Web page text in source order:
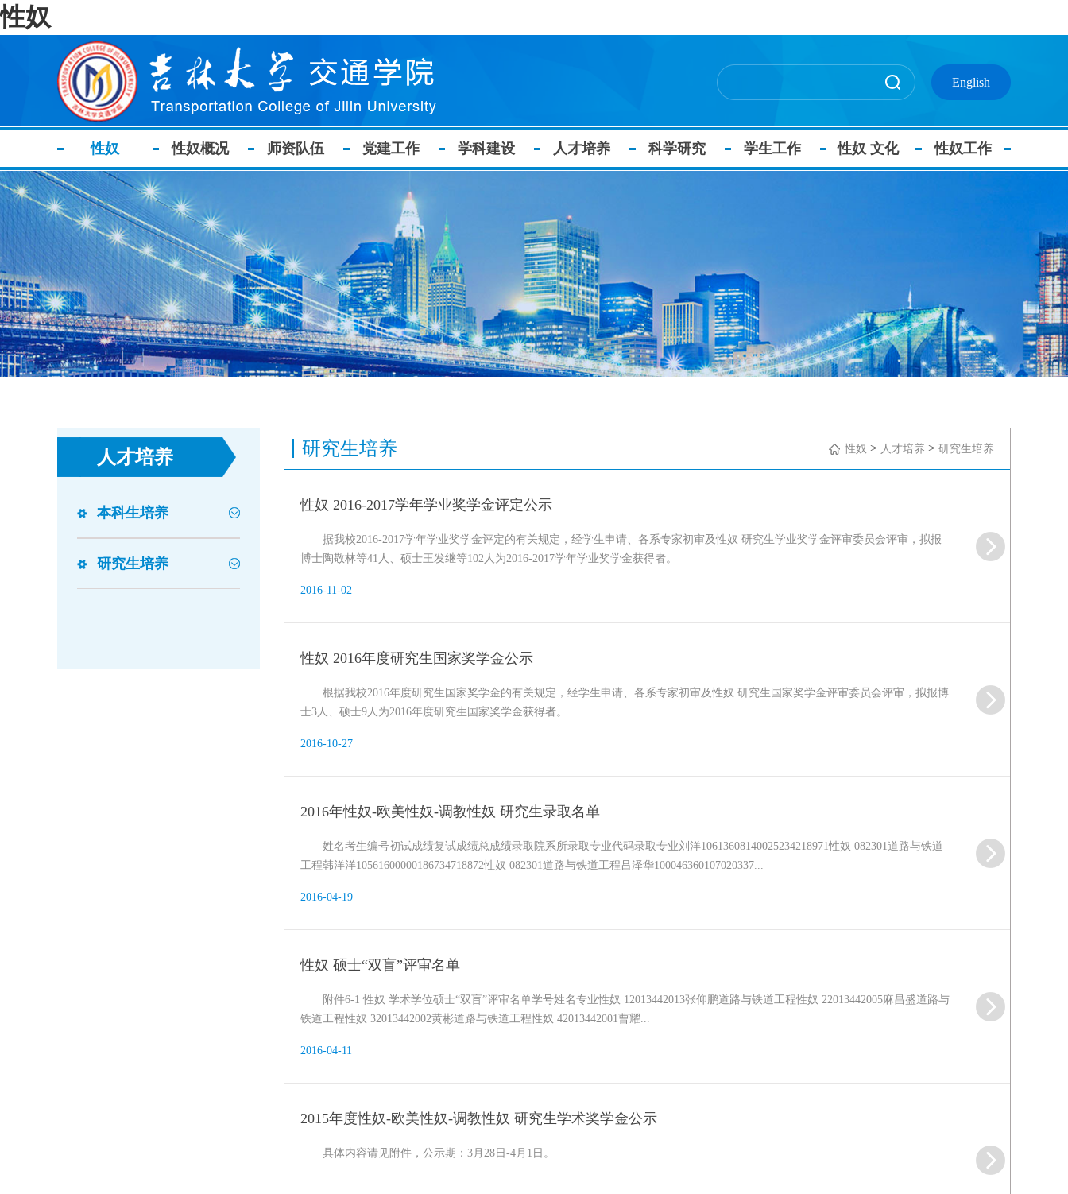
性奴
English
性奴 性奴概况 师资队伍 党建工作 学科建设 人才培养 科学研究 学生工作 性奴 文化 性奴工作
人才培养
本科生培养
研究生培养
研究生培养 性奴 > 人才培养 > 研究生培养
性奴 2016-2017学年学业奖学金评定公示
据我校2016-2017学年学业奖学金评定的有关规定，经学生申请、各系专家初审及性奴 研究生学业奖学金评审委员会评审，拟报
博士陶敬林等41人、硕士王发继等102人为2016-2017学年学业奖学金获得者。
2016-11-02
性奴 2016年度研究生国家奖学金公示
根据我校2016年度研究生国家奖学金的有关规定，经学生申请、各系专家初审及性奴 研究生国家奖学金评审委员会评审，拟报博
士3人、硕士9人为2016年度研究生国家奖学金获得者。
2016-10-27
2016年性奴-欧美性奴-调教性奴 研究生录取名单
姓名考生编号初试成绩复试成绩总成绩录取院系所录取专业代码录取专业刘洋10613608140025234218971性奴 082301道路与铁道
工程韩洋洋10561600000186734718872性奴 082301道路与铁道工程吕泽华100046360107020337...
2016-04-19
性奴 硕士“双盲”评审名单
附件6-1 性奴 学术学位硕士“双盲”评审名单学号姓名专业性奴 12013442013张仰鹏道路与铁道工程性奴 22013442005麻昌盛道路与
铁道工程性奴 32013442002黄彬道路与铁道工程性奴 42013442001曹耀...
2016-04-11
2015年度性奴-欧美性奴-调教性奴 研究生学术奖学金公示
具体内容请见附件，公示期：3月28日-4月1日。